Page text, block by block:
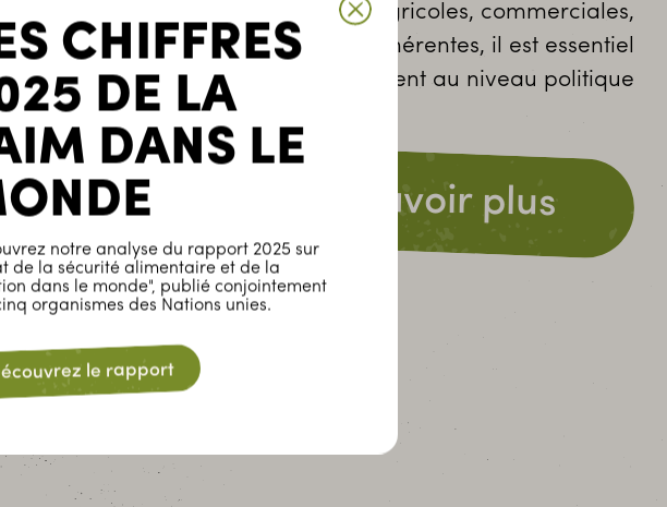
répartition issu de politiques (agricoles, commerciales,
fiscales, etc.) inéquitables et incohérentes, il est essentiel
pour une ONG d’agir également au niveau politique
En savoir plus
CHIFFRES
DE LA
DANS LE
notre analyse du rapport 2025 sur
de la sécurité alimentaire et de la
dans le monde", publié conjointement
organismes des Nations unies.
le rapport